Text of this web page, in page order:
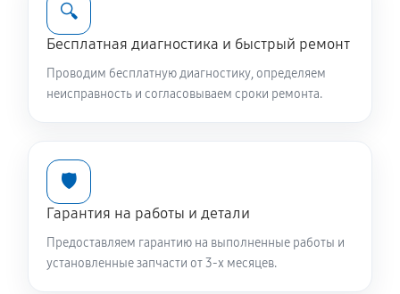
Замена ремней снегоуборщика Daewoo DAST 8570
720 руб 60 минут
Чистка снегоуборщика
390 руб 60 минут
Замена цепи привода хода
🔍
Бесплатная диагностика и быстрый ремонт
Проводим бесплатную диагностику, определяем
неисправность и согласовываем сроки ремонта.
🛡️
Гарантия на работы и детали
Предоставляем гарантию на выполненные работы и
установленные запчасти от 3-х месяцев.